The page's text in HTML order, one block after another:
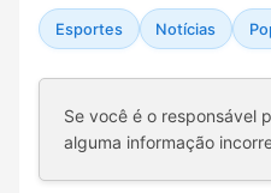
Esportes Notícias
Se você é o responsável
alguma informação